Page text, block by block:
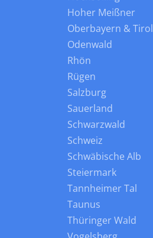
Hoher Meißner
Oberbayern & Tirol
Odenwald
Rhön
Rügen
Salzburg
Sauerland
Schwarzwald
Schweiz
Schwäbische Alb
Steiermark
Tannheimer Tal
Taunus
Thüringer Wald